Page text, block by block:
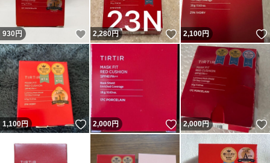
930 円 いいね！
2,280円 いいね！
2,100円
1,100円 いいね！
2,000円 いいね！
2,000円